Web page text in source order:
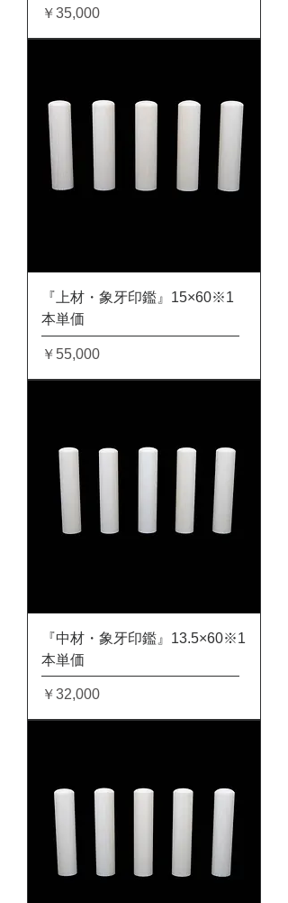
価格
￥35,000
『上材・象牙印鑑』15×60※1
本単価
価格
￥55,000
『中材・象牙印鑑』13.5×60※1
本単価
価格
￥32,000